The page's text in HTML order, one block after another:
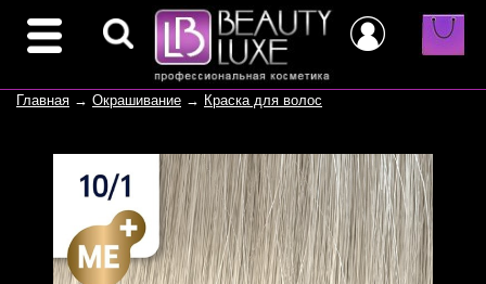
Главная → Окрашивание → Краска для волос